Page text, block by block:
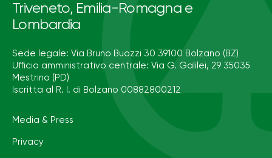
Triveneto, Emilia-Romagna e
Lombardia
Sede legale: Via Bruno Buozzi 30 39100 Bolzano (BZ)
Ufficio amministrativo centrale: Via G. Galilei, 29 35035
Mestrino (PD)
Iscritta al R. I. di Bolzano 00882800212
Media & Press
Privacy